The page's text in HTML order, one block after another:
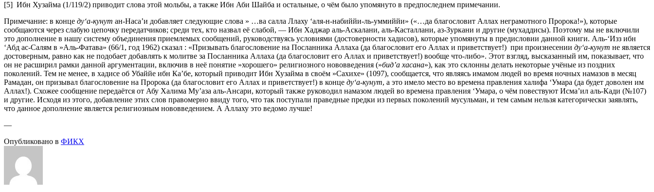
[5] Ибн Хузайма (1/119/2) приводит слова этой мольбы, а также Ибн Аби Шайба и остальные, о чём было упомянуто в предпоследнем примечании.
Примечание: в конце ду‘а-кунут ан-Наса’и добавляет следующие слова » …ва салла Ллаху ‘аля-н-набиййи-ль-уммиййи» («…да благословит Аллах неграмотного Пророка!»), которые
сообщаются через слабую цепочку передатчиков; среди тех, кто назвал её слабой, — Ибн Хаджар аль-Аскалани, аль-Касталлани, аз-Зуркани и другие (мухаддисы). Поэтому мы не включили
это дополнение в нашу систему объединения приемлемых сообщений, руководствуясь условиями (достоверности хадисов), которые упомянуты в предисловии данной книги. Аль-‘Изз ибн
‘Абд ас-Салям в »Аль-Фатава» (66/1, год 1962) сказал : «Призывать благословение на Посланника Аллаха (да благословит его Аллах и приветствует!) при произнесении ду‘а-кунут не является
достоверным, равно как не подобает добавлять к молитве за Посланника Аллаха (да благословит его Аллах и приветствует!) вообще что-либо». Этот взгляд, высказанный им, показывает, что
он не расширил рамки данной аргументации, включив в неё понятие »хорошего» религиозного нововведения (»бид’а хасана»), как это склонны делать некоторые учёные из поздних
поколений. Тем не менее, в хадисе об Убаййе ибн Ка’бе, который приводит Ибн Хузайма в своём »Сахихе» (1097), сообщается, что являясь имамом людей во время ночных намазов в месяц
Рамадан, он призывал благословение на Пророка (да благословит его Аллах и приветствует!) в конце ду‘а-кунут, а это имело место во времена правления халифа ‘Умара (да будет доволен им
Аллах!). Схожее сообщение передаётся от Абу Халима Му’аза аль-Ансари, который также руководил намазом людей во времена правления ‘Умара, о чём повествуют Исма’ил аль-Кади (№107)
и другие. Исходя из этого, добавление этих слов правомерно ввиду того, что так поступали праведные предки из первых поколений мусульман, и тем самым нельзя категорически заявлять,
что данное дополнение является религиозным нововведением. А Аллаху это ведомо лучше!
—
Опубликовано в ФИКХ